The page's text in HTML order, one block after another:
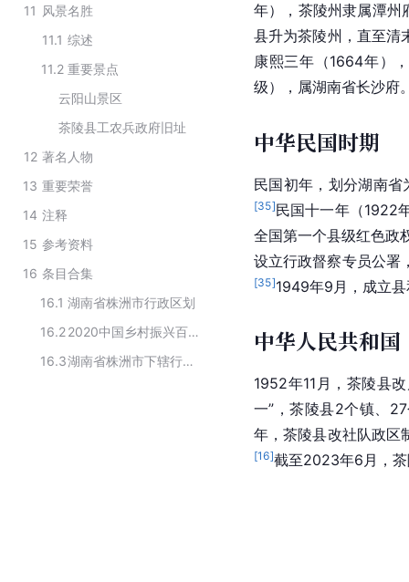
11 风景名胜
11.1 综述
11.2 重要景点
云阳山景区
茶陵县工农兵政府旧址
12 著名人物
13 重要荣誉
14 注释
15 参考资料
16 条目合集
16.1 湖南省株洲市行政区划
16.2
2020中国乡村振兴百佳示范县市
16.3
湖南省株洲市下辖行政区划
年），茶陵州隶属潭州
县升为茶陵州，直至清
康熙三年（1664年）
级），属湖南省长沙府
中华民国时期
民国初年，划分湖南
[35]民国十一年（1922
全国第一个县级红色政
设立行政督察专员公署
[35]1949年9月，成立
中华人民共和国
1952年11月，茶陵县
一”，茶陵县2个镇、
年，茶陵县改社队政区
[16]截至2023年6月，